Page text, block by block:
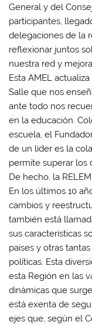
General y del
participantes,
delegaciones de la
reflexionar juntos
nuestra red y
Esta AMEL
Salle que nos
ante todo nos
en la educación.
escuela, el
de un líder es la
permite superar los
De hecho, la
En los últimos 10
cambios y
también está
sus características
paises y otras
políticas. Esta
esta Región en las
dinámicas que
está exenta de
ejes que, según el